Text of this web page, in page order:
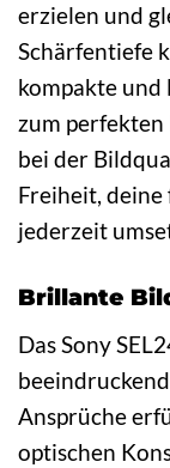
erzielen und
Schärfentiefe
kompakte und
zum perfekten
bei der
Freiheit,
jederzeit
Brillante
Das Sony
Ansprüche
optischen